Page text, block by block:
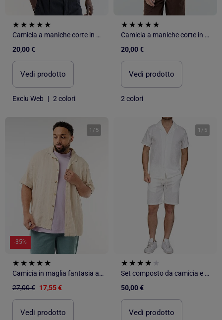
Camicia a maniche corte in maglia fantasia
20,00 €
Vedi prodotto
Exclu Web | 2 colori
Camicia a maniche corte in maglia fantasia
20,00 €
Vedi prodotto
2 colori
1 / 5
-35%
Camicia in maglia fantasia a maniche corte
27,00 € 17,55 €
Vedi prodotto
1 / 5
Set composto da camicia e pantaloncini testurizzati - Frilivin
50,00 €
Vedi prodotto